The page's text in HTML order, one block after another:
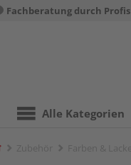
Fachberatung durch Profis
Alle Kategorien
Home